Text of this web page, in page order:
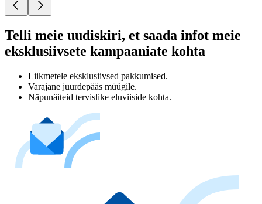
Telli meie uudiskiri, et saada infot meie
eksklusiivsete kampaaniate kohta
Liikmetele eksklusiivsed pakkumised.
Varajane juurdepääs müügile.
Näpunäiteid tervislike eluviiside kohta.